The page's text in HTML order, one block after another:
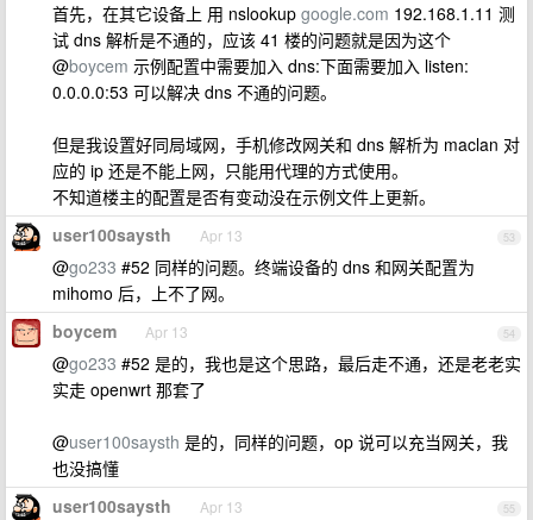
首先，在其它设备上 用 nslookup google.com 192.168.1.11 测
试 dns 解析是不通的，应该 41 楼的问题就是因为这个
@boycem 示例配置中需要加入 dns:下面需要加入 listen:
0.0.0.0:53 可以解决 dns 不通的问题。
但是我设置好同局域网，手机修改网关和 dns 解析为 maclan 对
应的 ip 还是不能上网，只能用代理的方式使用。
不知道楼主的配置是否有变动没在示例文件上更新。
53
user100saysth Apr 13
@go233 #52 同样的问题。终端设备的 dns 和网关配置为
mihomo 后，上不了网。
54
boycem Apr 13
@go233 #52 是的，我也是这个思路，最后走不通，还是老老实
实走 openwrt 那套了
@user100saysth 是的，同样的问题，op 说可以充当网关，我
也没搞懂
55
user100saysth Apr 13